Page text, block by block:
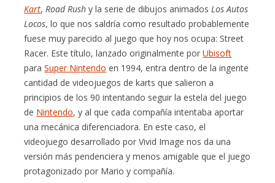
Kart, Road Rush y la serie de dibujos animados Los Autos
Locos, lo que nos saldría como resultado probablemente
fuese muy parecido al juego que hoy nos ocupa: Street
Racer. Este título, lanzado originalmente porUbisoft
paraSuper Nintendo en 1994, entra dentro de la ingente
cantidad de videojuegos de karts que salieron a
principios de los 90 intentando seguir la estela del juego
de Nintendo, y al que cada compañía intentaba aportar
una mecánica diferenciadora. En este caso, el
videojuego desarrollado por Vivid Image nos da una
versión más pendenciera y menos amigable que el juego
protagonizado por Mario y compañía.